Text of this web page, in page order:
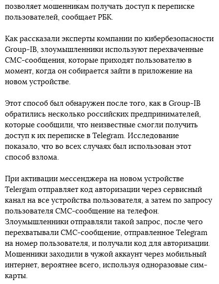
позволяет мошенникам получать доступ к переписке
пользователей, сообщает РБК.
Как рассказали эксперты компании по кибербезопасности
Group-IB, злоумышленники используют перехваченные
СМС-сообщения, которые приходят пользователю в
момент, когда он собирается зайти в приложение на
новом устройстве.
Этот способ был обнаружен после того, как в Group-IB
обратились несколько российских предпринимателей,
которые сообщили, что неизвестные смогли получить
доступ к их переписке в Telegram. Исследование
показало, что во всех случаях был использован этот
способ взлома.
При активации мессенджера на новом устройстве
Telergam отправляет код авторизации через сервисный
канал на все устройства пользователя, а затем по запросу
пользователя СМС-сообщение на телефон.
Злоумышленники отправляли такой запрос, после чего
перехватывали СМС-сообщение, отправленное Telegram
на номер пользователя, и получали код для авторизации.
Мошенники заходили в чужой аккаунт через мобильный
интернет, вероятнее всего, используя одноразовые сим-
карты.